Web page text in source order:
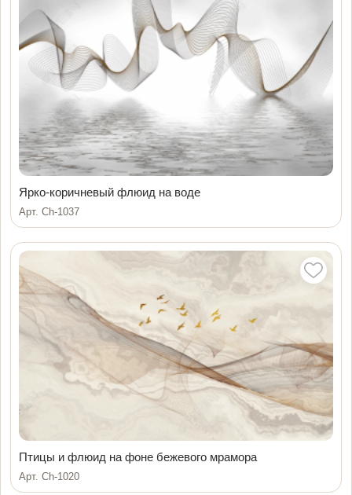
Ярко-коричневый флюид на воде
Арт. Ch-1037
Птицы и флюид на фоне бежевого мрамора
Арт. Ch-1020